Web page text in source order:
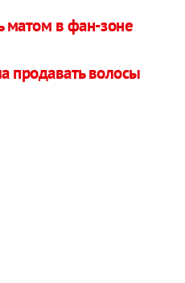
матом в фан-зоне
продавать волосы